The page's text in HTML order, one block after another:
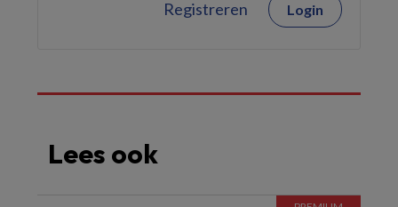
Registreren Login
Lees ook